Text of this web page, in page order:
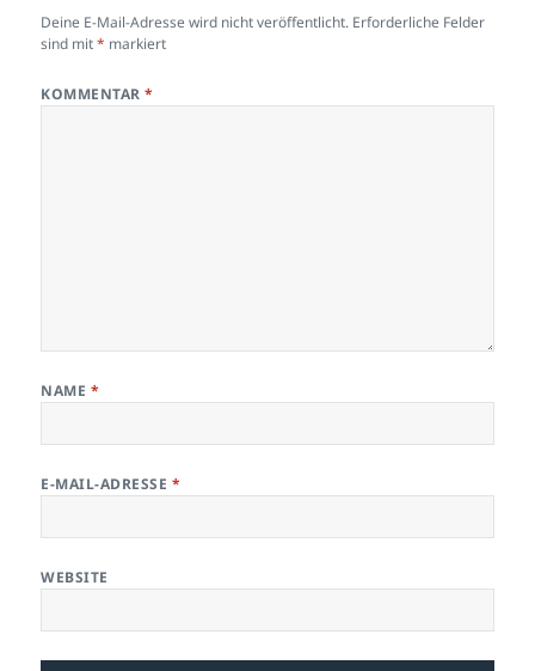
Deine E-Mail-Adresse wird nicht veröffentlicht. Erforderliche Felder
sind mit* markiert
KOMMENTAR*
NAME *
E-MAIL-ADRESSE *
WEBSITE